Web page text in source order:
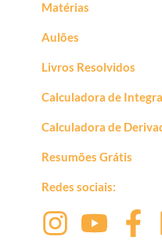
Matérias
Aulões
Livros Resolvidos
Calculadora de
Calculadora de
Resumões Grátis
Redes sociais: